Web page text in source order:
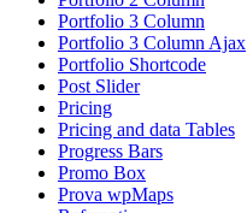
Portfolio 3 Column
Portfolio 3 Column Ajax
Portfolio Shortcode
Post Slider
Pricing
Pricing and data Tables
Progress Bars
Promo Box
Prova wpMaps